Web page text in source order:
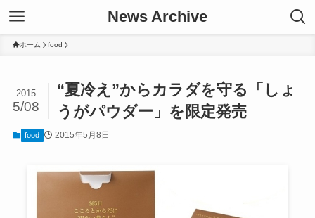
News Archive
ホーム food
“夏冷え”からカラダを守る「しょ
うがパウダー」を限定発売
2015
5/08
food 2015年5月8日